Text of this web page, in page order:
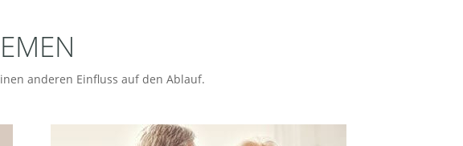
anderen Einfluss auf den Ablauf.